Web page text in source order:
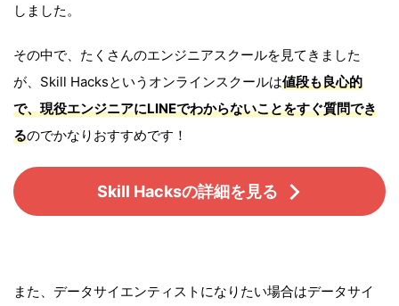
しました。
その中で、たくさんのエンジニアスクールを見てきました
が、Skill Hacksというオンラインスクールは値段も良心的
で、現役エンジニアにLINEでわからないことをすぐ質問でき
るのでかなりおすすめです！
Skill Hacksの詳細を見る
また、データサイエンティストになりたい場合はデータサイ